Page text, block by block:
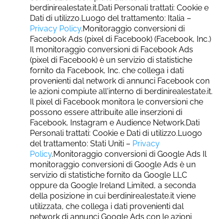
berdinirealestate.it.Dati Personali trattati: Cookie e
Dati di utilizzo.Luogo del trattamento: Italia –
Privacy Policy.Monitoraggio conversioni di
Facebook Ads (pixel di Facebook) (Facebook, Inc.)
Il monitoraggio conversioni di Facebook Ads
(pixel di Facebook) è un servizio di statistiche
fornito da Facebook, Inc. che collega i dati
provenienti dal network di annunci Facebook con
le azioni compiute all'interno di berdinirealestate.it.
Il pixel di Facebook monitora le conversioni che
possono essere attribuite alle inserzioni di
Facebook, Instagram e Audience Network.Dati
Personali trattati: Cookie e Dati di utilizzo.Luogo
del trattamento: Stati Uniti – Privacy
Policy.Monitoraggio conversioni di Google Ads Il
monitoraggio conversioni di Google Ads è un
servizio di statistiche fornito da Google LLC
oppure da Google Ireland Limited, a seconda
della posizione in cui berdinirealestate.it viene
utilizzata, che collega i dati provenienti dal
network di annunci Google Ads con le azioni